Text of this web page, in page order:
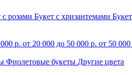
с розами Букет с хризантемами
р. от 20 000 до 50 000 р. от 50 000
Фиолетовые букеты Другие цвета